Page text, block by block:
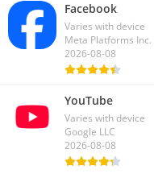
Facebook
Varies with device
Meta Platforms Inc.
2026-08-08
YouTube
Varies with device
Google LLC
2026-08-08